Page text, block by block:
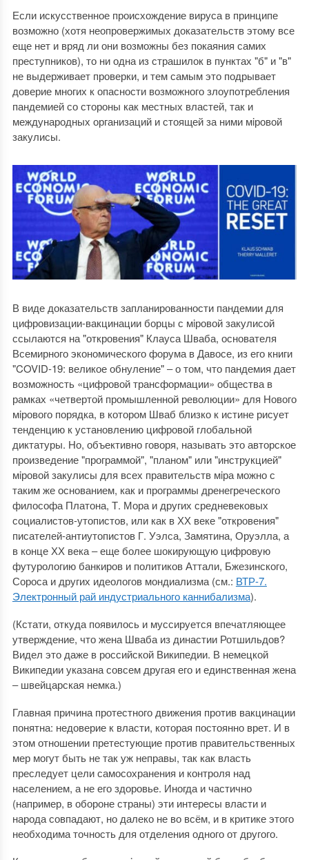
Если искусственное происхождение вируса в принципе
возможно (хотя неопровержимых доказательств этому все
еще нет и вряд ли они возможны без покаяния самих
преступников), то ни одна из страшилок в пунктах "б" и "в"
не выдерживает проверки, и тем самым это подрывает
доверие многих к опасности возможного злоупотребления
пандемией со стороны как местных властей, так и
международных организаций и стоящей за ними мiровой
закулисы.
В виде доказательств запланированности пандемии для
цифровизации-вакцинации борцы с мiровой закулисой
ссылаются на "откровения" Клауса Шваба, основателя
Всемирного экономического форума в Давосе, из его книги
"COVID-19: великое обнуление" ‒ о том, что пандемия дает
возможность «цифровой трансформации» общества в
рамках «четвертой промышленной революции» для Нового
мiрового порядка, в котором Шваб близко к истине рисует
тенденцию к установлению цифровой глобальной
диктатуры. Но, объективно говоря, называть это авторское
произведение "программой", "планом" или "инструкцией"
мiровой закулисы для всех правительств мiра можно с
таким же основанием, как и программы дренегреческого
философа Платона, Т. Мора и других средневековых
социалистов-утопистов, или как в ХХ веке "откровения"
писателей-антиутопистов Г. Уэлса, Замятина, Оруэлла, а
в конце ХХ века ‒ еще более шокирующую цифровую
футурологию банкиров и политиков Аттали, Бжезинского,
Сороса и других идеологов мондиализма (см.: ВТР-7.
Электронный рай индустриального каннибализма).
(Кстати, откуда появилось и муссируется впечатляющее
утверждение, что жена Шваба из династии Ротшильдов?
Видел это даже в российской Википедии. В немецкой
Википедии указана совсем другая его и единственная жена
‒ швейцарская немка.)
Главная причина протестного движения против вакцинации
понятна: недоверие к власти, которая постоянно врет. И в
этом отношении претестующие против правительственных
мер могут быть не так уж неправы, так как власть
преследует цели самосохранения и контроля над
населением, а не его здоровье. Иногда и частично
(например, в обороне страны) эти интересы власти и
народа совпадают, но далеко не во всём, и в критике этого
необходима точность для отделения одного от другого.